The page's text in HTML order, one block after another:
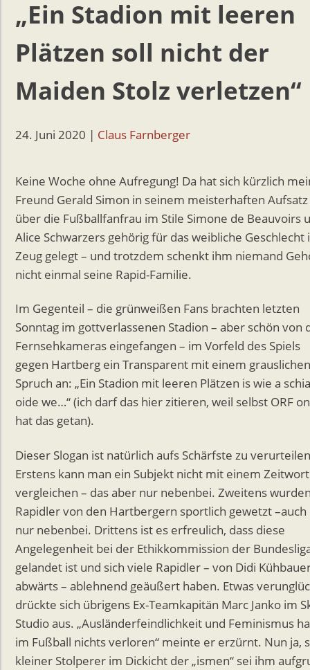
„Ein Stadion mit leeren
Plätzen soll nicht der
Maiden Stolz verletzen“
24. Juni 2020 | Claus Farnberger
Keine Woche ohne Aufregung! Da hat sich kürzlich
Freund Gerald Simon in seinem meisterhaften Aufsatz
über die Fußballfanfrau im Stile Simone de Beauvoirs
Alice Schwarzers gehörig für das weibliche Geschlecht
Zeug gelegt – und trotzdem schenkt ihm niemand
nicht einmal seine Rapid-Familie.
Im Gegenteil – die grünweißen Fans brachten letzten
Sonntag im gottverlassenen Stadion – aber schön von
Fernsehkameras eingefangen – im Vorfeld des Spiels
gegen Hartberg ein Transparent mit einem grauslichen
Spruch an: „Ein Stadion mit leeren Plätzen is wie a
oide we…“ (ich darf das hier zitieren, weil selbst ORF
hat das getan).
Dieser Slogan ist natürlich aufs Schärfste zu
Erstens kann man ein Subjekt nicht mit einem Zeitwort
vergleichen – das aber nur nebenbei. Zweitens
Rapidler von den Hartbergern sportlich gewetzt
nur nebenbei. Drittens ist es erfreulich, dass diese
Angelegenheit bei der Ethikkommission der
gelandet ist und sich viele Rapidler – von Didi
abwärts – ablehnend geäußert haben. Etwas
drückte sich übrigens Ex-Teamkapitän Marc Janko im
Studio aus. „Ausländerfeindlichkeit und Feminismus
im Fußball nichts verloren“ meinte er erzürnt. Nun ja,
kleiner Stolperer im Dickicht der „ismen“ sei ihm